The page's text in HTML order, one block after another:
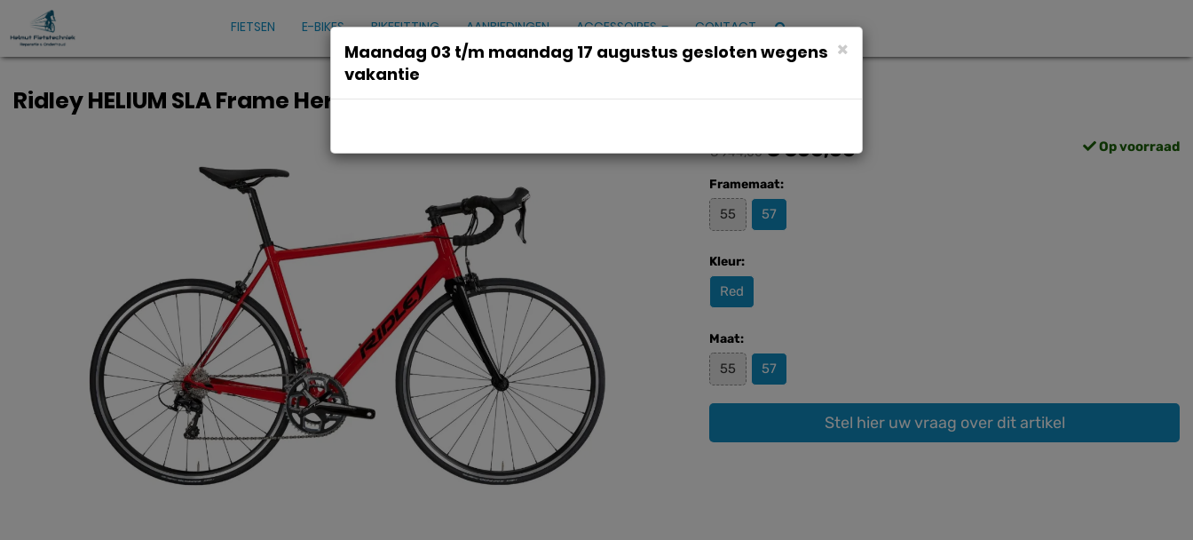
FIETSEN E-BIKES BIKEFITTING AANBIEDINGEN ACCESSOIRES CONTACT
Ridley HELIUM SLA Frame Heren Red M 57cm M 2023
€ 944,00€ 500,00 Op voorraad
Framemaat:
55 57
Kleur:
Red
Maat:
55 57
Stel hier uw vraag over dit artikel
×
Maandag 03 t/m maandag 17 augustus gesloten wegens
vakantie